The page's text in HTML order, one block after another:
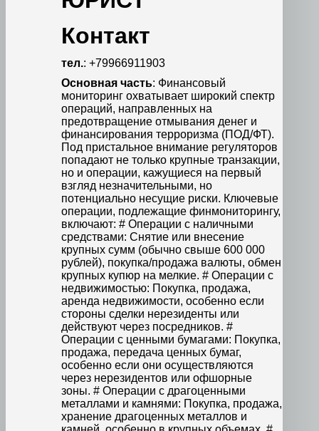
Контакт
тел.: +79966911903
Основная часть: Финансовый
мониторинг охватывает широкий спектр
операций, направленных на
предотвращение отмывания денег и
финансирования терроризма (ПОД/ФТ).
Под пристальное внимание регуляторов
попадают не только крупные транзакции,
но и операции, кажущиеся на первый
взгляд незначительными, но
потенциально несущие риски. Ключевые
операции, подлежащие финмониторингу,
включают: # Операции с наличными
средствами: Снятие или внесение
крупных сумм (обычно свыше 600 000
рублей), покупка/продажа валюты, обмен
крупных купюр на мелкие. # Операции с
недвижимостью: Покупка, продажа,
аренда недвижимости, особенно если
стороны сделки нерезиденты или
действуют через посредников. #
Операции с ценными бумагами: Покупка,
продажа, передача ценных бумаг,
особенно если они осуществляются
через нерезидентов или офшорные
зоны. # Операции с драгоценными
металлами и камнями: Покупка, продажа,
хранение драгоценных металлов и